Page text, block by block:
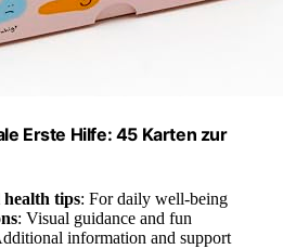
Erste Hilfe: 45 Karten zur
health tips: For daily well-being
: Visual guidance and fun
information and support